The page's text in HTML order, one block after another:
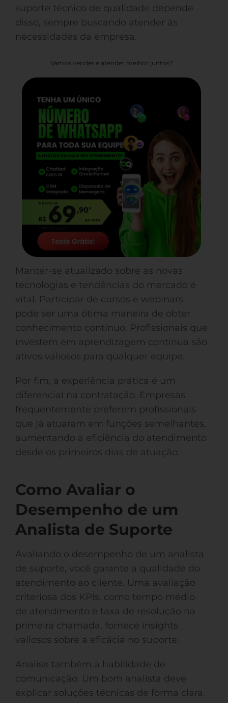
suporte técnico de qualidade depende
disso, sempre buscando atender às
necessidades da empresa.
Vamos vender e atender melhor juntos?
Manter-se atualizado sobre as novas
tecnologias e tendências do mercado é
vital. Participar de cursos e webinars
pode ser uma ótima maneira de obter
conhecimento contínuo. Profissionais que
investem em aprendizagem contínua são
ativos valiosos para qualquer equipe.
Por fim, a experiência prática é um
diferencial na contratação. Empresas
frequentemente preferem profissionais
que já atuaram em funções semelhantes,
aumentando a eficiência do atendimento
desde os primeiros dias de atuação.
Como Avaliar o
Desempenho de um
Analista de Suporte
Avaliando o desempenho de um analista
de suporte, você garante a qualidade do
atendimento ao cliente. Uma avaliação
criteriosa dos KPIs, como tempo médio
de atendimento e taxa de resolução na
primeira chamada, fornece insights
valiosos sobre a eficácia no suporte.
Analise também a habilidade de
comunicação. Um bom analista deve
explicar soluções técnicas de forma clara.